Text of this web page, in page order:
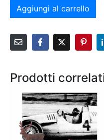
Aggiungi al carrello
Prodotti